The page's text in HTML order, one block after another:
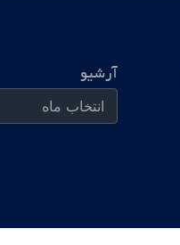
آرشیو
آرشیو